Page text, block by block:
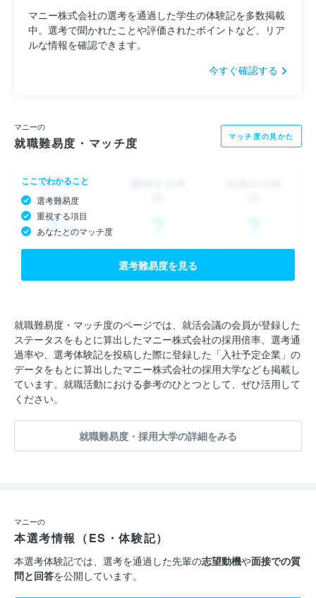
マニー株式会社の選考を通過した学生の体験記を多数掲載
中。選考で聞かれたことや評価されたポイントなど、リア
ルな情報を確認できます。
今すぐ確認する
マニーの
就職難易度・マッチ度 マッチ度の見かた
ここでわかること
選考難易度
重視する項目
あなたとのマッチ度
選考難易度を見る
就職難易度・マッチ度のページでは、就活会議の会員が登録した
ステータスをもとに算出したマニー株式会社の採用倍率、選考通
過率や、選考体験記を投稿した際に登録した「入社予定企業」の
データをもとに算出したマニー株式会社の採用大学なども掲載し
ています。就職活動における参考のひとつとして、ぜひ活用して
ください。
就職難易度・採用大学の詳細をみる
マニーの
本選考情報（ES・体験記）
本選考体験記では、選考を通過した先輩の志望動機や面接での質
問と回答を公開しています。